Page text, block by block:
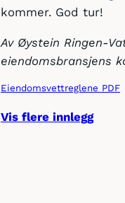
kommer. God tur!
Av Øystein Ringen-
eiendomsbransjens
Eiendomsvettreglene PDF
Vis flere innlegg